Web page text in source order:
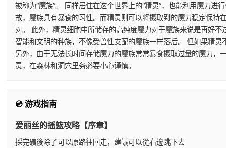
被称为“魔族”。 同样居住在这个世界上的“精灵”，也能利用魔力
故，魔族具有暴食的习性。而精灵则可以将摄取到的魔力稳定保
对。 此外，精灵细胞中所储存的高纯度魔力对于魔族来说是再好
智能和文明的种族，不像受兽性支配的魔族一样落后。 但如果精
另外，由于无法长时间存储魔力的魔族常常暴食摄取过量的魔力
灵，在森林和洞穴里务必要小心谨慎。
💿 游戏指南
爱丽丝的摇篮攻略【序章】
採完礦後除了可以原路往回走，建議可以從右邊跳下去